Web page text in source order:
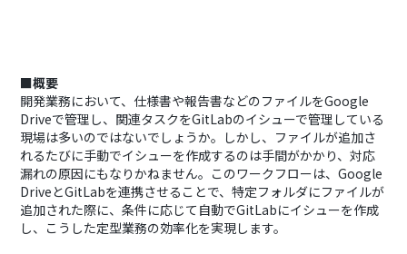
■概要
開発業務において、仕様書や報告書などのファイルをGoogle
Driveで管理し、関連タスクをGitLabのイシューで管理している
現場は多いのではないでしょうか。しかし、ファイルが追加さ
れるたびに手動でイシューを作成するのは手間がかかり、対応
漏れの原因にもなりかねません。このワークフローは、Google
DriveとGitLabを連携させることで、特定フォルダにファイルが
追加された際に、条件に応じて自動でGitLabにイシューを作成
し、こうした定型業務の効率化を実現します。